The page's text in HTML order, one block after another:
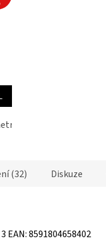
Black/White
(32) Diskuze
EAN:8591804658402